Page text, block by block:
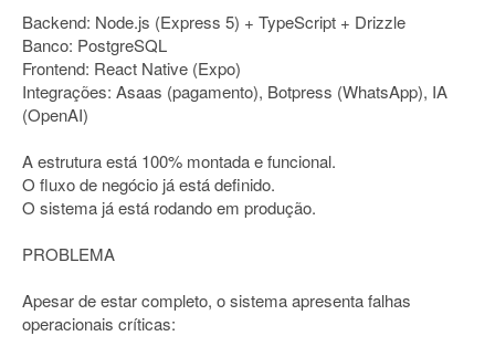
Backend: Node.js (Express 5) + TypeScript + Drizzle
Banco: PostgreSQL
Frontend: React Native (Expo)
Integrações: Asaas (pagamento), Botpress (WhatsApp), IA
(OpenAI)
A estrutura está 100% montada e funcional.
O fluxo de negócio já está definido.
O sistema já está rodando em produção.
PROBLEMA
Apesar de estar completo, o sistema apresenta falhas
operacionais críticas: